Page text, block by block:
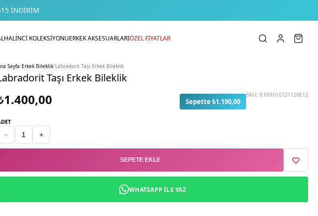
İNDIRIM
İNCİ KOLEKSİYONUERKEK AKSESUARLARIÖZEL FİYATLAR
Sayfa/Erkek Bileklik/Labradorit Taşı Erkek Bileklik
Taşı Erkek Bileklik
Sepette ₺1.190,00
SKU: 8.691010721126E12
− +
SEPETE EKLE
WHATSAPP ILE YAZ